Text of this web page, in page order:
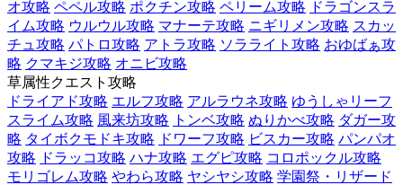
オ攻略 ペペル攻略 ポクチン攻略 ペリーム攻略 ドラゴンスラ
イム攻略 ウルウル攻略 マナーテ攻略 ニギリメン攻略 スカッ
チュ攻略 パトロ攻略 アトラ攻略 ソラライト攻略 おゆばぁ攻
略 クマキジ攻略 オニビ攻略
草属性クエスト攻略
ドライアド攻略 エルフ攻略 アルラウネ攻略 ゆうしゃリーフ
スライム攻略 風来坊攻略 トンベ攻略 ぬりかべ攻略 ダガー攻
略 タイボクモドキ攻略 ドワーフ攻略 ビスカー攻略 パンパオ
攻略 ドラッコ攻略 ハナ攻略 エグピ攻略 コロポックル攻略
モリゴレム攻略 やわら攻略 ヤシヤシ攻略 学園祭・リザード